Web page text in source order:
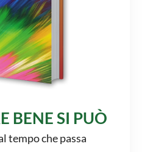
BENE SI PUÒ
tempo che passa